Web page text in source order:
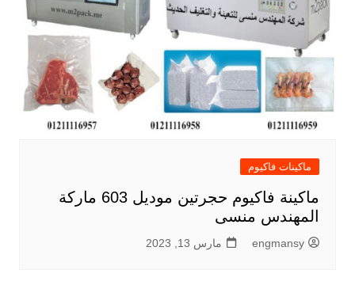
ماكينات فاكيوم
ماكينة فاكيوم حجرتين موديل 603 ماركة
المهندس منسى
engmansy مارس 13, 2023